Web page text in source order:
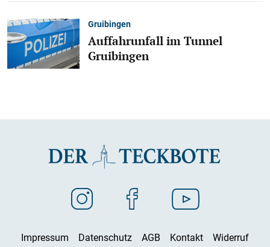
Gruibingen
Auffahrunfall im Tunnel
Gruibingen
Impressum Datenschutz AGB Kontakt Widerruf